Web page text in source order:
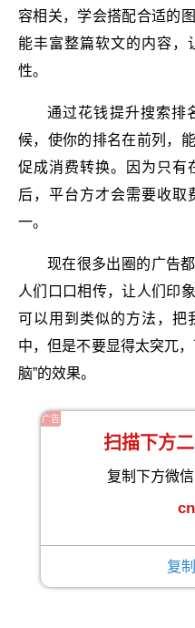
容相关，学会搭配合适的
能丰富整篇软文的内容，
性。
通过花钱提升搜索排
候，使你的排名在前列，
促成消费转换。因为只有
后，平台方才会需要收取
一。
现在很多出圈的广告
人们口口相传，让人们印
可以用到类似的方法，把
中，但是不要显得太突兀
脑”的效果。
广告
扫描下方
复制下方微
复